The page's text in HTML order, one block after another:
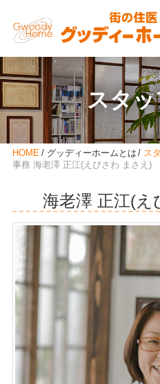
スタ
HOME グッディーホームとは
ス
事務 海老澤 正江(えびさわ まさえ)
海老澤 正江(